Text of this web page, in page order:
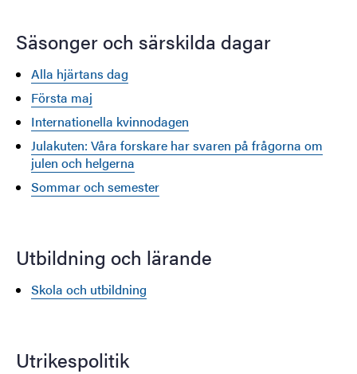
Säsonger och särskilda dagar
Alla hjärtans dag
Första maj
Internationella kvinnodagen
Julakuten: Våra forskare har svaren på frågorna om
julen och helgerna
Sommar och semester
Utbildning och lärande
Skola och utbildning
Utrikespolitik